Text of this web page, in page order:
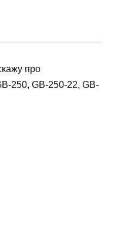
про
250, GB-250-22, GB-